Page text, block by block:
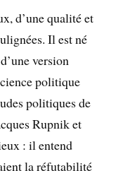
d’une qualité et
Il est né
version
politique
politiques de
Rupnik et
: il entend
la réfutabilité